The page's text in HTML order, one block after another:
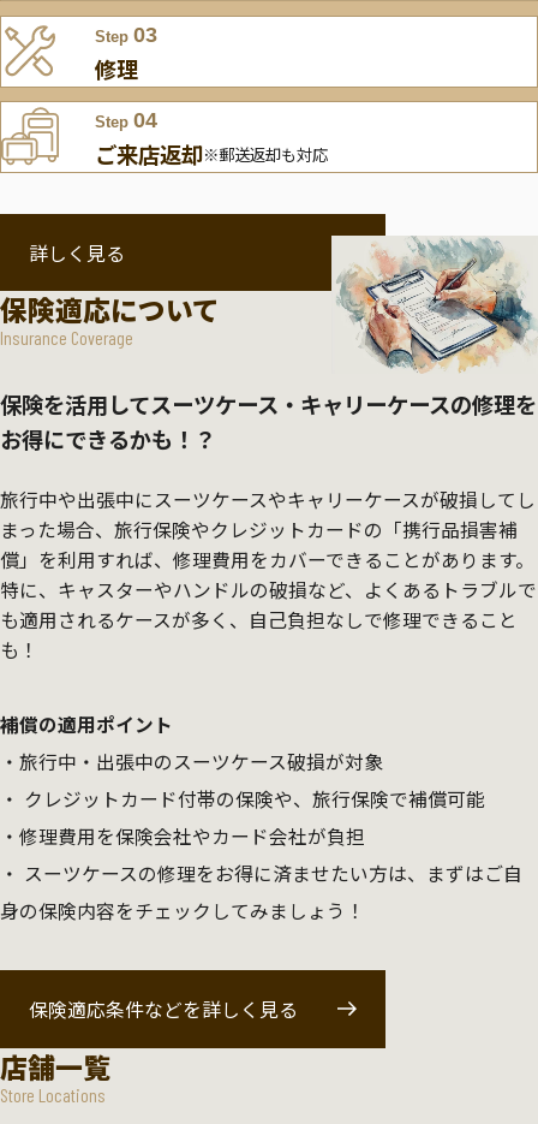
Step 03
修理
Step 04
ご来店返却※郵送返却も対応
詳しく見る
保険適応について
Insurance Coverage
保険を活用してスーツケース・キャリーケースの修理を
お得にできるかも！？
旅行中や出張中にスーツケースやキャリーケースが破損してし
まった場合、旅行保険やクレジットカードの「携行品損害補
償」を利用すれば、修理費用をカバーできることがあります。
特に、キャスターやハンドルの破損など、よくあるトラブルで
も適用されるケースが多く、自己負担なしで修理できること
も！
補償の適用ポイント
旅行中・出張中のスーツケース破損が対象
クレジットカード付帯の保険や、旅行保険で補償可能
修理費用を保険会社やカード会社が負担
スーツケースの修理をお得に済ませたい方は、まずはご自
身の保険内容をチェックしてみましょう！
保険適応条件などを詳しく見る
店舗一覧
Store Locations